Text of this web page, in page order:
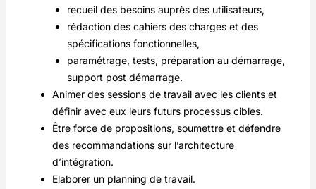
recueil des besoins auprès des utilisateurs,
rédaction des cahiers des charges et des
spécifications fonctionnelles,
paramétrage, tests, préparation au démarrage,
support post démarrage.
Animer des sessions de travail avec les clients et
définir avec eux leurs futurs processus cibles.
Être force de propositions, soumettre et défendre
des recommandations sur l’architecture
d’intégration.
Elaborer un planning de travail.